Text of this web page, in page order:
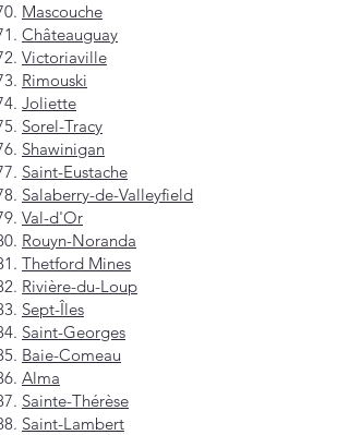
Mascouche
Châteauguay
Victoriaville
Rimouski
Joliette
Sorel-Tracy
Shawinigan
Saint-Eustache
Salaberry-de-Valleyfield
Val-d'Or
Rouyn-Noranda
Thetford Mines
Rivière-du-Loup
Sept-Îles
Saint-Georges
Baie-Comeau
Alma
Sainte-Thérèse
Saint-Lambert